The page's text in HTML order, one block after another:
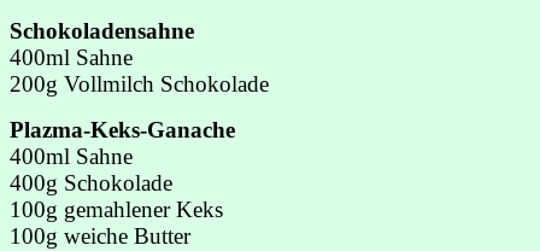
Schokoladensahne
400ml Sahne
200g Vollmilch Schokolade
Plazma-Keks-Ganache
400ml Sahne
400g Schokolade
100g gemahlener Keks
100g weiche Butter